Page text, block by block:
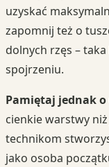
uzyskać
zapomnij też o
dolnych rzęs –
spojrzeniu.
Pamiętaj jednak
cienkie warstwy
technikom
jako osoba